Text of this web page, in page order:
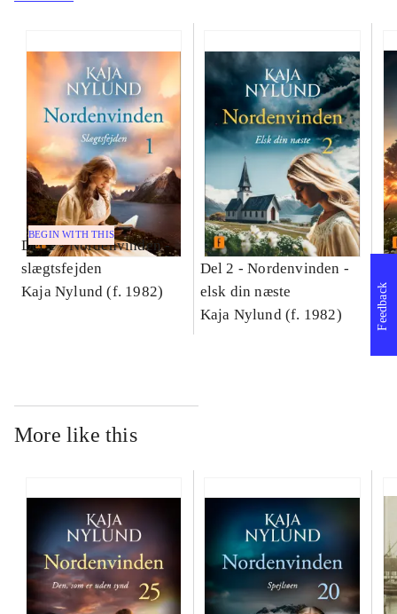
BEGIN WITH THIS
Del 1 -Nordenvinden -
slægtsfejden
Kaja Nylund (f. 1982)
Del 2 -Nordenvinden -
elsk din næste
Kaja Nylund (f. 1982)
More like this
Feedback